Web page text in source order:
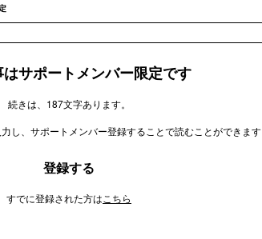
はサポートメンバー限定です
続きは、187文字あります。
し、サポートメンバー登録することで読むことができます
登録する
すでに登録された方は こちら